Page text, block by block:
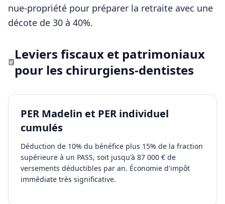
nue-propriété pour préparer la retraite avec une
décote de 30 à 40%.
Leviers fiscaux et patrimoniaux
pour les chirurgiens-dentistes
PER Madelin et PER individuel
cumulés
Déduction de 10% du bénéfice plus 15% de la fraction
supérieure à un PASS, soit jusqu'à 87 000 € de
versements déductibles par an. Économie d'impôt
immédiate très significative.